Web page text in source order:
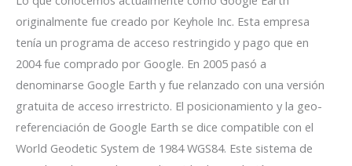
originalmente fue creado por Keyhole Inc. Esta empresa
tenía un programa de acceso restringido y pago que en
2004 fue comprado por Google. En 2005 pasó a
denominarse Google Earth y fue relanzado con una versión
gratuita de acceso irrestricto. El posicionamiento y la geo-
referenciación de Google Earth se dice compatible con el
World Geodetic System de 1984 WGS84. Este sistema de